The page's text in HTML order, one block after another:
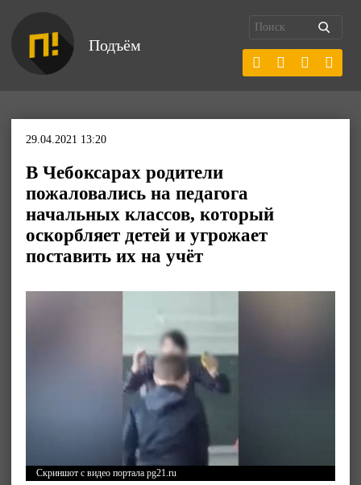
Подъём
29.04.2021 13:20
В Чебоксарах родители
пожаловались на педагога
начальных классов, который
оскорбляет детей и угрожает
поставить их на учёт
Скриншот с видео портала pg21.ru